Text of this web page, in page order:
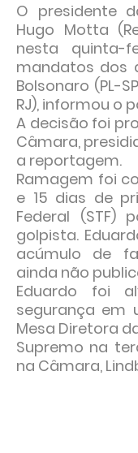
O presidente
Hugo Motta
nesta quinta-
mandatos dos
Bolsonaro (PL-
RJ), informou o
A decisão foi
Câmara,
a reportagem.
Ramagem foi
e 15 dias de
Federal (STF)
golpista.
acúmulo de
ainda não
Eduardo foi
segurança em
Mesa Diretora
Supremo na
na Câmara,